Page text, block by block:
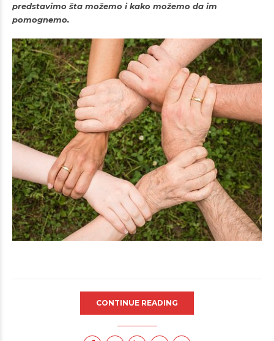
predstavimo šta možemo i kako možemo da im
pomognemo.
CONTINUE READING